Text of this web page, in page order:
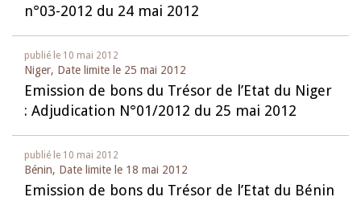
n°03-2012 du 24 mai 2012
publié le 10 mai 2012
Niger, Date limite le 25 mai 2012
Emission de bons du Trésor de l’Etat du Niger
: Adjudication N°01/2012 du 25 mai 2012
publié le 10 mai 2012
Bénin, Date limite le 18 mai 2012
Emission de bons du Trésor de l’Etat du Bénin